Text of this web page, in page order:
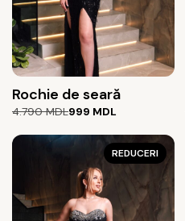
Rochie de seară
4.790MDL
Prețul
a
999 MDL
Prețul
este:
REDUCERI